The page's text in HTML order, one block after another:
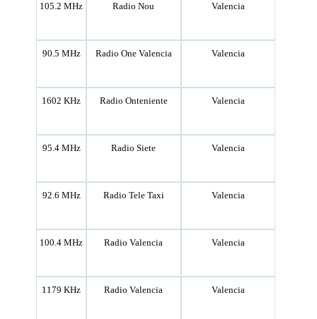
105.2 MHz Radio Nou Valencia
90.5 MHz Radio One Valencia Valencia
1602 KHz Radio Onteniente Valencia
95.4 MHz Radio Siete Valencia
92.6 MHz Radio Tele Taxi Valencia
100.4 MHz Radio Valencia Valencia
1179 KHz Radio Valencia Valencia